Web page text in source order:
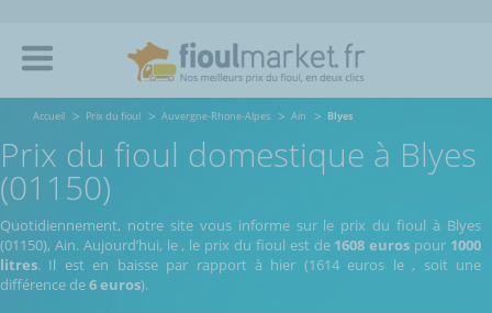
Accueil Prix du fioul Auvergne-Rhone-Alpes Ain Blyes
Prix du fioul domestique à Blyes
(01150)
Quotidiennement, notre site vous informe sur le prix du fioul à Blyes
(01150), Ain. Aujourd’hui, le , le prix du fioul est de 1608 euros pour 1000
litres. Il est en baisse par rapport à hier (1614 euros le, soit une
différence de6 euros).